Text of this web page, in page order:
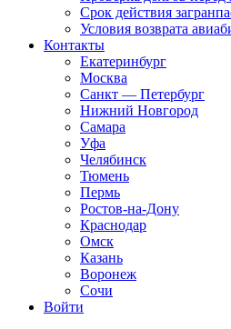
Срок действия
Условия возврата
Контакты
Екатеринбург
Москва
Санкт — Петербург
Нижний Новгород
Самара
Уфа
Челябинск
Тюмень
Пермь
Ростов-на-Дону
Краснодар
Омск
Казань
Воронеж
Сочи
Войти